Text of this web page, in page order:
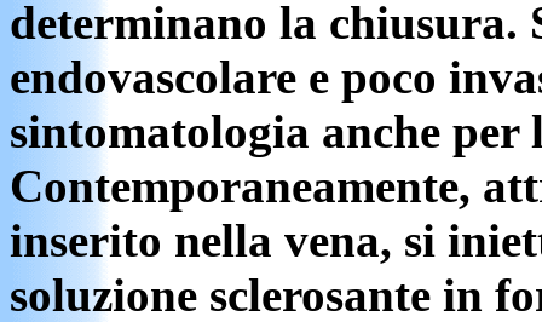
determinano la
endovascolare e poco
sintomatologia anche
Contemporaneamente,
inserito nella vena, si
soluzione sclerosante in